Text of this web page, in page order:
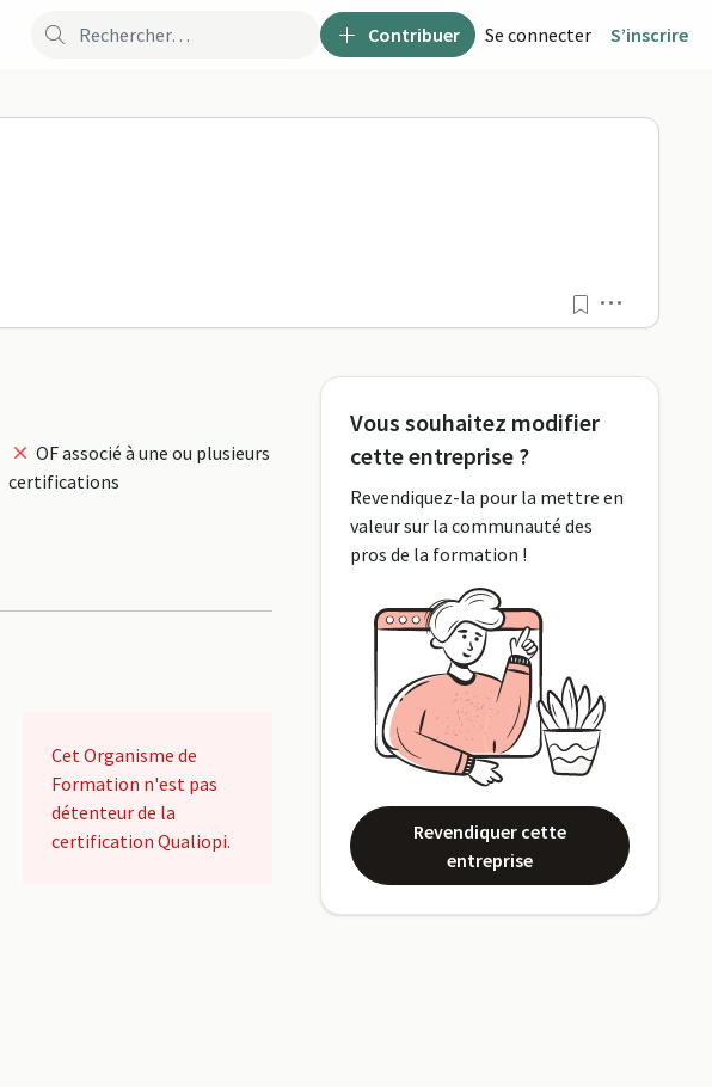
Contribuer Se connecter S’inscrire
OF associé à une ou plusieurs
certifications
Cet Organisme de
Formation n'est pas
détenteur de la
certification Qualiopi.
Vous souhaitez modifier
cette entreprise ?
Revendiquez-la pour la mettre en
valeur sur la communauté des
pros de la formation !
Revendiquer cette
entreprise